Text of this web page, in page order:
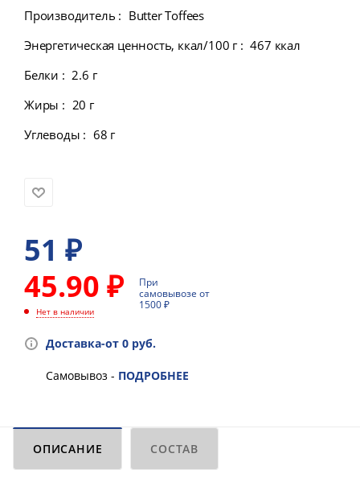
Производитель : Butter Toffees
Энергетическая ценность, ккал/100 г : 467 ккал
Белки : 2.6 г
Жиры : 20 г
Углеводы : 68 г
51 ₽
45.90 ₽
При
самовывозе от
1500 ₽
Нет в наличии
Доставка-от 0 руб.
Самовывоз - ПОДРОБНЕЕ
ОПИСАНИЕ СОСТАВ